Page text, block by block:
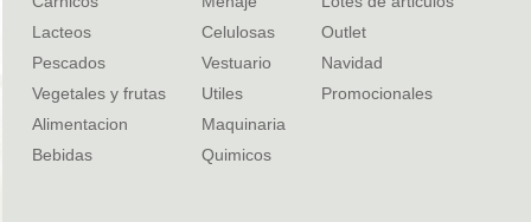
Lacteos
Pescados
Vegetales y frutas
Alimentacion
Bebidas
Celulosas
Vestuario
Utiles
Maquinaria
Quimicos
Outlet
Navidad
Promocionales